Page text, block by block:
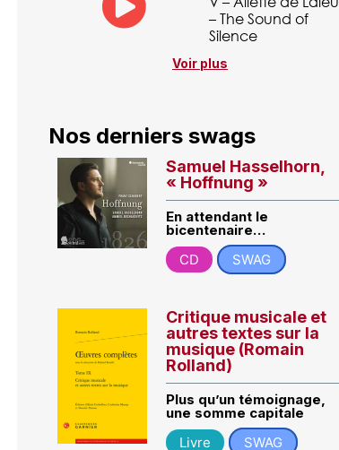
– The Sound of
Silence
Voir plus
Nos derniers swags
Samuel Hasselhorn,
« Hoffnung »
En attendant le
bicentenaire…
CD
SWAG
Critique musicale et
autres textes sur la
musique (Romain
Rolland)
Plus qu’un témoignage,
une somme capitale
Livre
SWAG